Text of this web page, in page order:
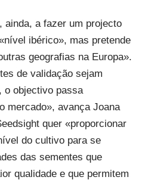
ainda, a fazer um projecto
ibérico», mas pretende
geografias na Europa».
de validação sejam
o objectivo passa
mercado», avança Joana
quer «proporcionar
do cultivo para se
das sementes que
qualidade e que permitem